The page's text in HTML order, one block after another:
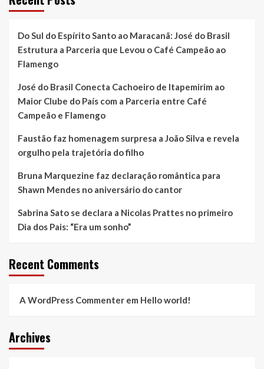
Do Sul do Espírito Santo ao Maracanã: José do Brasil
Estrutura a Parceria que Levou o Café Campeão ao
Flamengo
José do Brasil Conecta Cachoeiro de Itapemirim ao
Maior Clube do País com a Parceria entre Café
Campeão e Flamengo
Faustão faz homenagem surpresa a João Silva e revela
orgulho pela trajetória do filho
Bruna Marquezine faz declaração romântica para
Shawn Mendes no aniversário do cantor
Sabrina Sato se declara a Nicolas Prattes no primeiro
Dia dos Pais: “Era um sonho”
Recent Comments
A WordPress Commenter em Hello world!
Archives